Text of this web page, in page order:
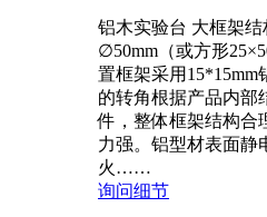
铝木实验台 大框架
∅50mm（或方形
置框架采用15*15mm
的转角根据产品内部
件，整体框架结构合
力强。铝型材表面静
火……
询问细节